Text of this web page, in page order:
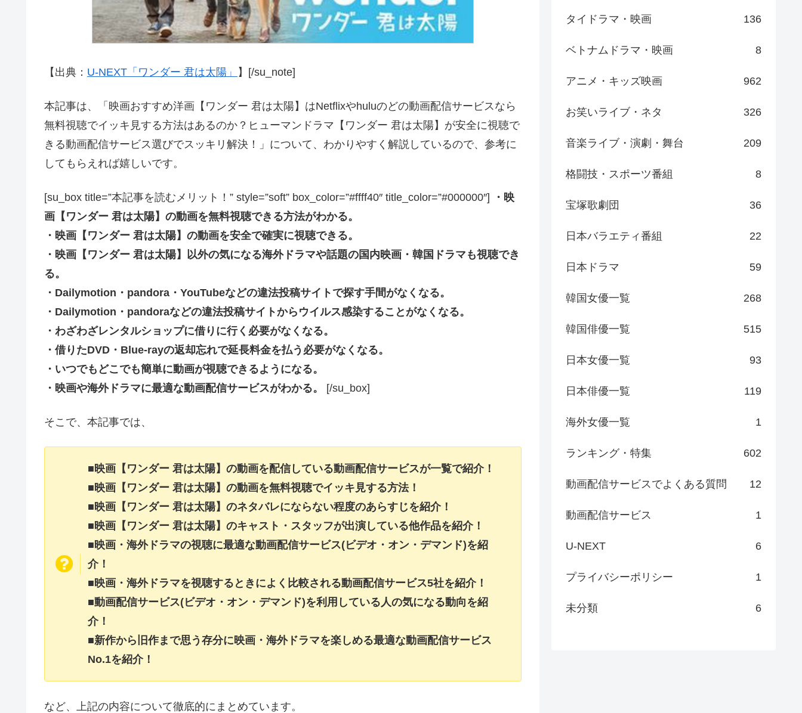
【出典： U-NEXT「ワンダー 君は太陽」 】[/su_note]
本記事は、「映画おすすめ洋画【ワンダー 君は太陽】はNetflixやhuluのどの動画配信サービスなら
無料視聴でイッキ見する方法はあるのか？ヒューマンドラマ【ワンダー 君は太陽】が安全に視聴で
きる動画配信サービス選びでスッキリ解決！」について、わかりやすく解説しているので、参考に
してもらえれば嬉しいです。
[su_box title=”本記事を読むメリット！” style=”soft” box_color=”#ffff40″ title_color=”#000000″]
・映
画【ワンダー 君は太陽】の動画を無料視聴できる方法がわかる。
・映画【ワンダー 君は太陽】の動画を安全で確実に視聴できる。
・映画【ワンダー 君は太陽】以外の気になる海外ドラマや話題の国内映画・韓国ドラマも視聴でき
る。
・Dailymotion・pandora・YouTubeなどの違法投稿サイトで探す手間がなくなる。
・Dailymotion・pandoraなどの違法投稿サイトからウイルス感染することがなくなる。
・わざわざレンタルショップに借りに行く必要がなくなる。
・借りたDVD・Blue-rayの返却忘れで延長料金を払う必要がなくなる。
・いつでもどこでも簡単に動画が視聴できるようになる。
・映画や海外ドラマに最適な動画配信サービスがわかる。
[/su_box]
そこで、本記事では、
■映画【ワンダー 君は太陽】の動画を配信している動画配信サービスが一覧で紹介！
■映画【ワンダー 君は太陽】の動画を無料視聴でイッキ見する方法！
■映画【ワンダー 君は太陽】のネタバレにならない程度のあらすじを紹介！
■映画【ワンダー 君は太陽】のキャスト・スタッフが出演している他作品を紹介！
■映画・海外ドラマの視聴に最適な動画配信サービス(ビデオ・オン・デマンド)を紹
介！
■映画・海外ドラマを視聴するときによく比較される動画配信サービス5社を紹介！
■動画配信サービス(ビデオ・オン・デマンド)を利用している人の気になる動向を紹
介！
■新作から旧作まで思う存分に映画・海外ドラマを楽しめる最適な動画配信サービス
No.1を紹介！
など、上記の内容について徹底的にまとめています。
タイドラマ・映画 136
ベトナムドラマ・映画 8
アニメ・キッズ映画 962
お笑いライブ・ネタ 326
音楽ライブ・演劇・舞台 209
格闘技・スポーツ番組 8
宝塚歌劇団 36
日本バラエティ番組 22
日本ドラマ 59
韓国女優一覧 268
韓国俳優一覧 515
日本女優一覧 93
日本俳優一覧 119
海外女優一覧 1
ランキング・特集 602
動画配信サービスでよくある質問 12
動画配信サービス 1
U-NEXT 6
プライバシーポリシー 1
未分類 6